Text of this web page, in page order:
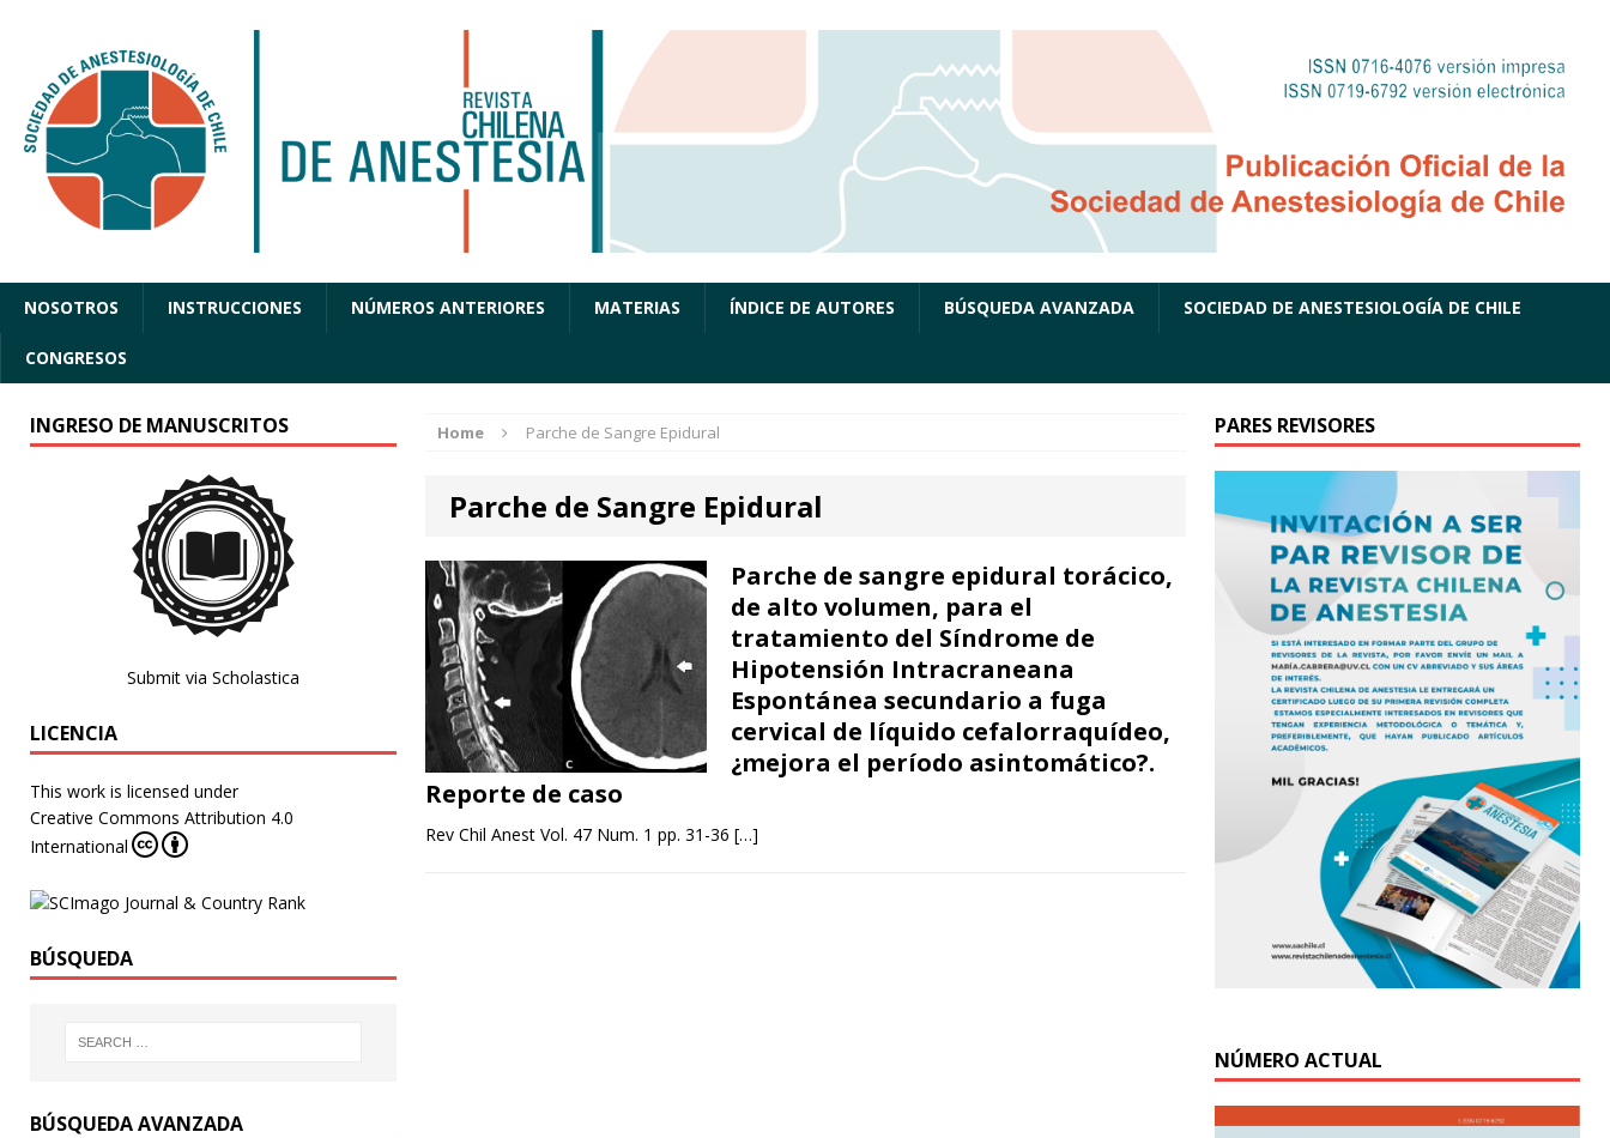
NOSOTROS INSTRUCCIONES NÚMEROS ANTERIORES MATERIAS ÍNDICE DE AUTORES BÚSQUEDA AVANZADA SOCIEDAD DE ANESTESIOLOGÍA DE CHILE
CONGRESOS
Home Parche de Sangre Epidural
Parche de Sangre Epidural
Parche de sangre epidural torácico,
de alto volumen, para el
tratamiento del Síndrome de
Hipotensión Intracraneana
Espontánea secundario a fuga
cervical de líquido cefalorraquídeo,
¿mejora el período asintomático?.
Reporte de caso
Rev Chil Anest Vol. 47 Num. 1 pp. 31-36 […]
INGRESO DE MANUSCRITOS
Submit via Scholastica
LICENCIA
This work is licensed under
Creative Commons Attribution 4.0
International
BÚSQUEDA
BÚSQUEDA AVANZADA
PARES REVISORES
NÚMERO ACTUAL